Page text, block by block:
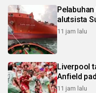
alutsista
11 jam lalu
Liverpool
Anfield
11 jam lalu